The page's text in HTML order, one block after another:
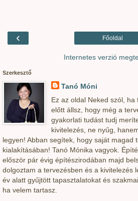
‹ Főoldal
Internetes verzió
Szerkesztő
Tanó Móni
Ez az oldal Neked szól,
előtt állsz, hogy még a
gyakorlati tudást tudj
kivitelezés, ne nyűg,
legyen! Abban segítek, hogy saját magad
kialakításában! Tanó Mónika vagyok.
először pár évig építészirodában majd
dolgoztam a tervezésben és a kivitelezés
év alatt gyűjtött tapasztalatokat és
ha velem tartasz.